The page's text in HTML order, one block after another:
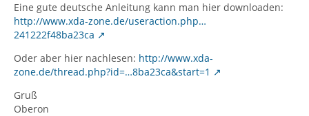
Eine gute deutsche Anleitung kann man hier downloaden:
http://www.xda-zone.de/useraction.php…
241222f48ba23ca
Oder aber hier nachlesen: http://www.xda-
zone.de/thread.php?id=…8ba23ca&start=1
Gruß
Oberon